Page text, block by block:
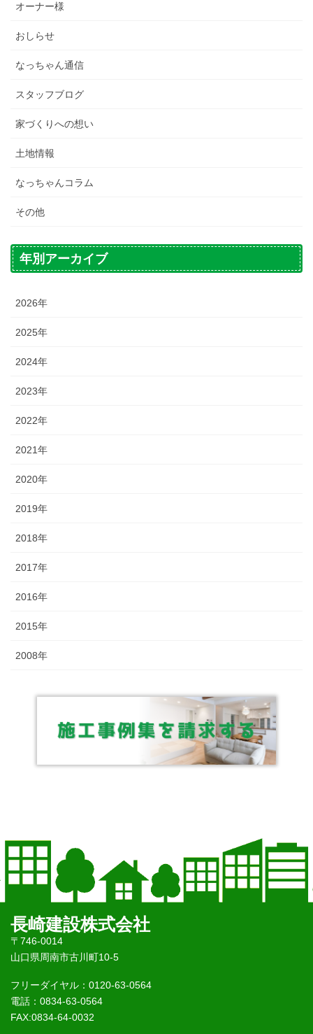
オーナー様
おしらせ
なっちゃん通信
スタッフブログ
家づくりへの想い
土地情報
なっちゃんコラム
その他
年別アーカイブ
2026年
2025年
2024年
2023年
2022年
2021年
2020年
2019年
2018年
2017年
2016年
2015年
2008年
長崎建設株式会社
〒746-0014
山口県周南市古川町10-5
フリーダイヤル：0120-63-0564
電話：0834-63-0564
FAX:0834-64-0032